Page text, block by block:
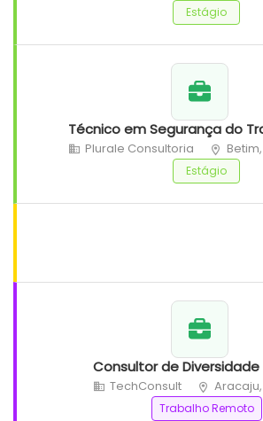
Estágio
Técnico em Segurança do
Plurale Consultoria
Estágio
Consultor de Diversidade
TechConsult
Trabalho Remoto